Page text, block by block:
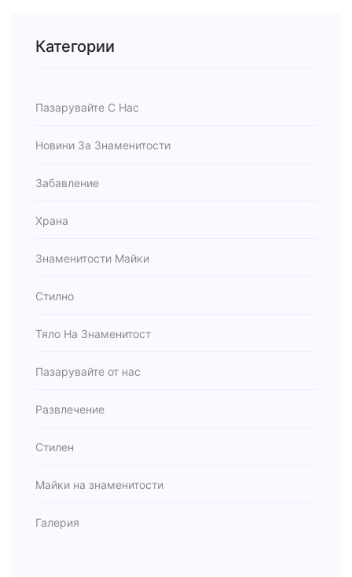
Категории
Пазарувайте С Нас
Новини За Знаменитости
Забавление
Храна
Знаменитости Майки
Стилно
Тяло На Знаменитост
Пазарувайте от нас
Развлечение
Стилен
Майки на знаменитости
Галерия